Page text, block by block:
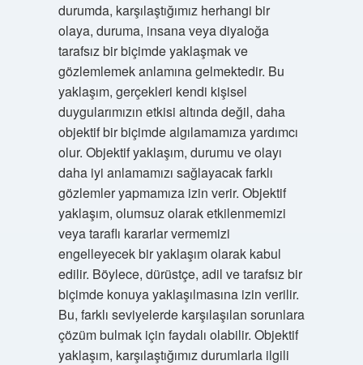
durumda, karşılaştığımız herhangi bir
olaya, duruma, insana veya diyaloğa
tarafsız bir biçimde yaklaşmak ve
gözlemlemek anlamına gelmektedir. Bu
yaklaşım, gerçekleri kendi kişisel
duygularımızın etkisi altında değil, daha
objektif bir biçimde algılamamıza yardımcı
olur. Objektif yaklaşım, durumu ve olayı
daha iyi anlamamızı sağlayacak farklı
gözlemler yapmamıza izin verir. Objektif
yaklaşım, olumsuz olarak etkilenmemizi
veya taraflı kararlar vermemizi
engelleyecek bir yaklaşım olarak kabul
edilir. Böylece, dürüstçe, adil ve tarafsız bir
biçimde konuya yaklaşılmasına izin verilir.
Bu, farklı seviyelerde karşılaşılan sorunlara
çözüm bulmak için faydalı olabilir. Objektif
yaklaşım, karşılaştığımız durumlarla ilgili